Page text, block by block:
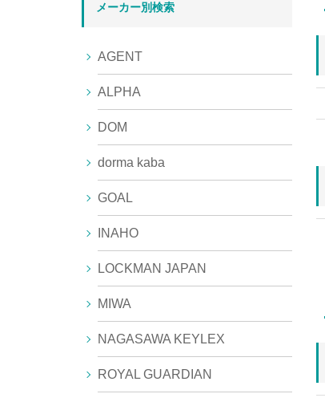
メーカー別検索
AGENT
ALPHA
DOM
dorma kaba
GOAL
INAHO
LOCKMAN JAPAN
MIWA
NAGASAWA KEYLEX
ROYAL GUARDIAN